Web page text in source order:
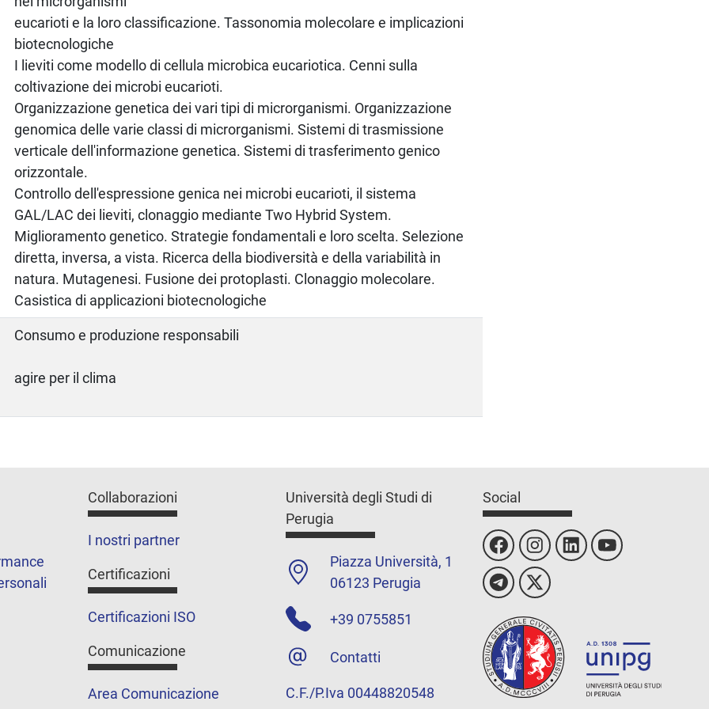
eucarioti e la loro classificazione. Tassonomia molecolare e implicazioni
biotecnologiche
I lieviti come modello di cellula microbica eucariotica. Cenni sulla
coltivazione dei microbi eucarioti.
Organizzazione genetica dei vari tipi di microrganismi. Organizzazione
genomica delle varie classi di microrganismi. Sistemi di trasmissione
verticale dell'informazione genetica. Sistemi di trasferimento genico
orizzontale.
Controllo dell'espressione genica nei microbi eucarioti, il sistema
GAL/LAC dei lieviti, clonaggio mediante Two Hybrid System.
Miglioramento genetico. Strategie fondamentali e loro scelta. Selezione
diretta, inversa, a vista. Ricerca della biodiversità e della variabilità in
natura. Mutagenesi. Fusione dei protoplasti. Clonaggio molecolare.
Casistica di applicazioni biotecnologiche
Consumo e produzione responsabili
agire per il clima
Collaborazioni
I nostri partner
Certificazioni
Certificazioni ISO
Comunicazione
Area Comunicazione
Università degli Studi di
Perugia
Piazza Università, 1
06123 Perugia
+39 0755851
Contatti
C.F./P.Iva 00448820548
Social